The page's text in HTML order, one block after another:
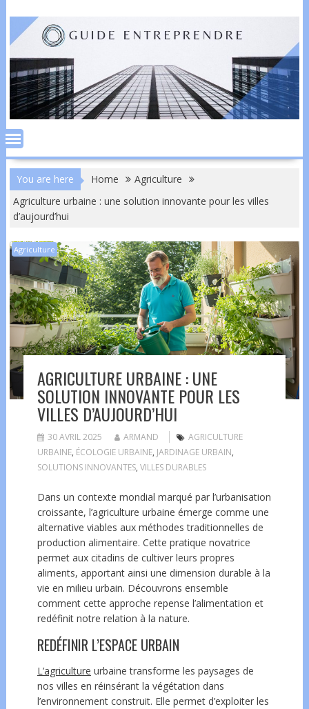
content
You are here Home
Agriculture
Agriculture urbaine : une solution innovante pour les villes
d’aujourd’hui
Agriculture
AGRICULTURE URBAINE : UNE
SOLUTION INNOVANTE POUR LES
VILLES D’AUJOURD’HUI
30 AVRIL 2025 ARMAND
AGRICULTURE
URBAINE, ÉCOLOGIE URBAINE, JARDINAGE URBAIN,
SOLUTIONS INNOVANTES, VILLES DURABLES
Dans un contexte mondial marqué par l’urbanisation
croissante, l’agriculture urbaine émerge comme une
alternative viables aux méthodes traditionnelles de
production alimentaire. Cette pratique novatrice
permet aux citadins de cultiver leurs propres
aliments, apportant ainsi une dimension durable à la
vie en milieu urbain. Découvrons ensemble
comment cette approche repense l’alimentation et
redéfinit notre relation à la nature.
REDÉFINIR L’ESPACE URBAIN
L’agriculture urbaine transforme les paysages de
nos villes en réinsérant la végétation dans
l’environnement construit. Elle permet d’exploiter les